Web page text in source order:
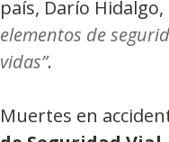
país, Darío
elementos de
vidas”.
Muertes en